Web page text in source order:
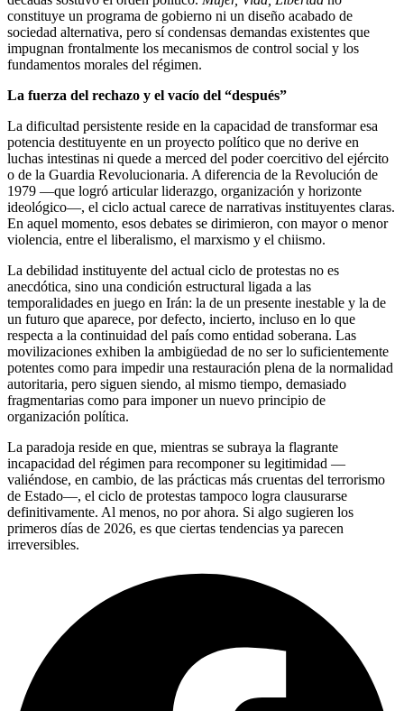
constituye un programa de gobierno ni un diseño acabado de
sociedad alternativa, pero sí condensas demandas existentes que
impugnan frontalmente los mecanismos de control social y los
fundamentos morales del régimen.
La fuerza del rechazo y el vacío del “después”
La dificultad persistente reside en la capacidad de transformar esa
potencia destituyente en un proyecto político que no derive en
luchas intestinas ni quede a merced del poder coercitivo del ejército
o de la Guardia Revolucionaria. A diferencia de la Revolución de
1979 —que logró articular liderazgo, organización y horizonte
ideológico—, el ciclo actual carece de narrativas instituyentes claras.
En aquel momento, esos debates se dirimieron, con mayor o menor
violencia, entre el liberalismo, el marxismo y el chiismo.
La debilidad instituyente del actual ciclo de protestas no es
anecdótica, sino una condición estructural ligada a las
temporalidades en juego en Irán: la de un presente inestable y la de
un futuro que aparece, por defecto, incierto, incluso en lo que
respecta a la continuidad del país como entidad soberana. Las
movilizaciones exhiben la ambigüedad de no ser lo suficientemente
potentes como para impedir una restauración plena de la normalidad
autoritaria, pero siguen siendo, al mismo tiempo, demasiado
fragmentarias como para imponer un nuevo principio de
organización política.
La paradoja reside en que, mientras se subraya la flagrante
incapacidad del régimen para recomponer su legitimidad —
valiéndose, en cambio, de las prácticas más cruentas del terrorismo
de Estado—, el ciclo de protestas tampoco logra clausurarse
definitivamente. Al menos, no por ahora. Si algo sugieren los
primeros días de 2026, es que ciertas tendencias ya parecen
irreversibles.